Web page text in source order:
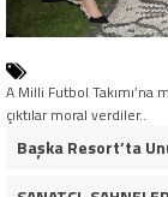
A Milli Futbol
çıktılar moral verdiler..
Başka Resort’ta